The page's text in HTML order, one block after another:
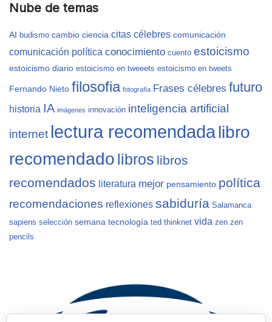
Nube de temas
AI budismo cambio ciencia citas célebres comunicación
comunicación política conocimiento cuento estoicismo
estoicismo diario estoicismo en tweeets estoicismo en tweets
Fernando Nieto filosofia fotografía Frases célebres futuro
historia IA imágenes innovación inteligencia artificial
internet lectura recomendadalibro
recomendado libros libros
recomendados literatura mejor pensamiento política
recomendaciones reflexiones sabiduría Salamanca
sapiens selección semana tecnología ted thinknet vida zen zen
pencils